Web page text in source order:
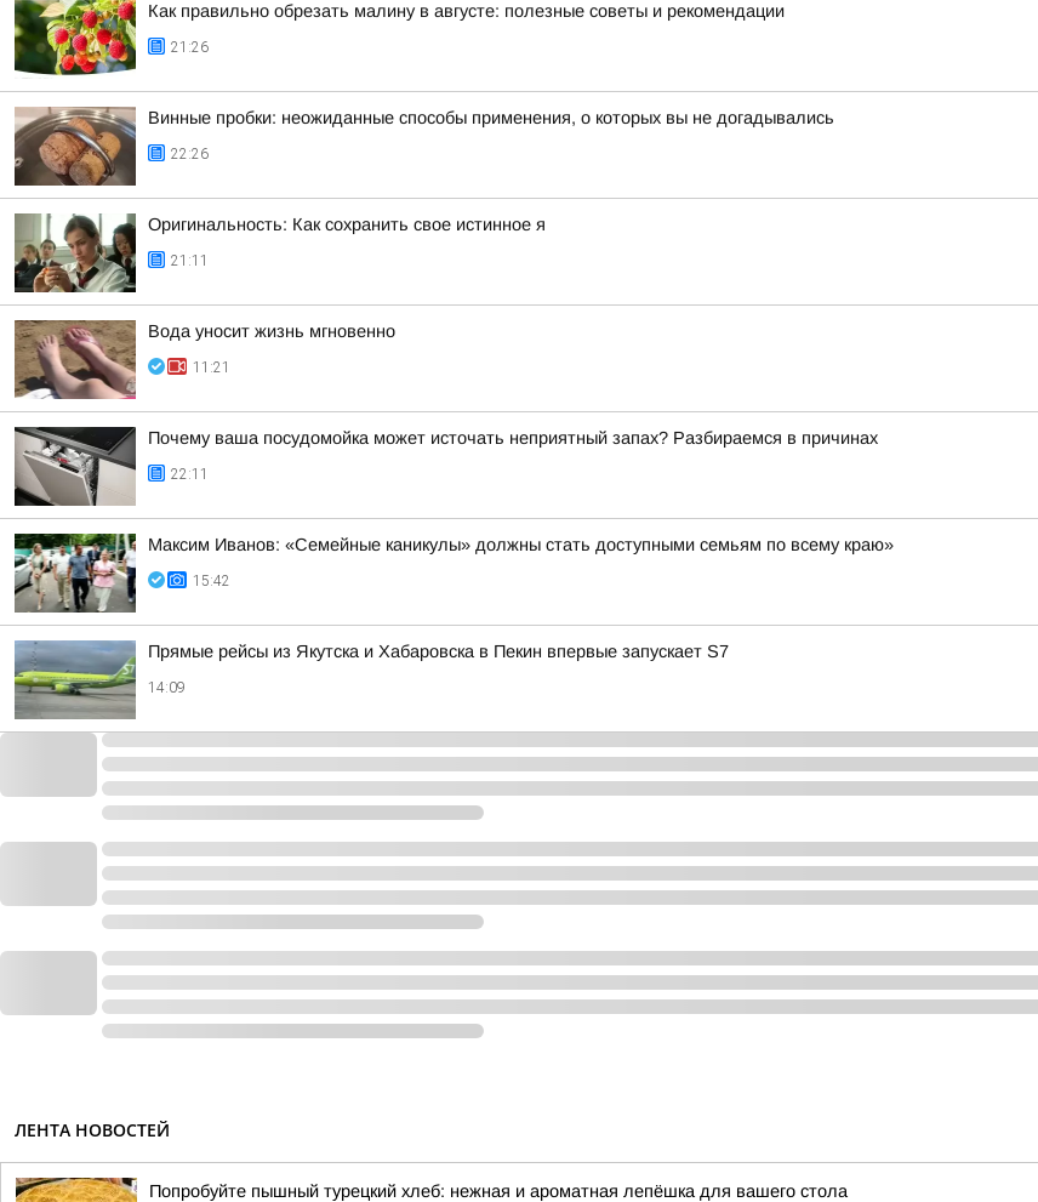
Как правильно обрезать малину в августе: полезные советы и рекомендации
21:26
Винные пробки: неожиданные способы применения, о которых вы не догадывались
22:26
Оригинальность: Как сохранить свое истинное я
21:11
Вода уносит жизнь мгновенно
11:21
Почему ваша посудомойка может источать неприятный запах? Разбираемся в причинах
22:11
Максим Иванов: «Семейные каникулы» должны стать доступными семьям по всему краю»
15:42
Прямые рейсы из Якутска и Хабаровска в Пекин впервые запускает S7
14:09
ЛЕНТА НОВОСТЕЙ
Попробуйте пышный турецкий хлеб: нежная и ароматная лепёшка для вашего стола